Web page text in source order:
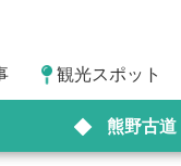
観光スポット
熊野古道